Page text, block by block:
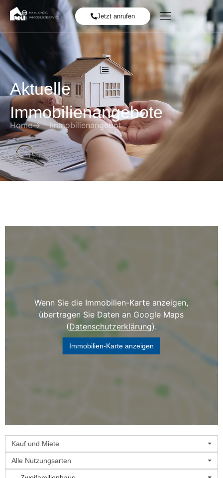
Jetzt anrufen
Aktuelle
Immobilienangebote
Home Immobilienangebot
Wenn Sie die Immobilien-Karte anzeigen,
übertragen Sie Daten an Google Maps
(Datenschutzerklärung).
Immobilien-Karte anzeigen
Kauf und Miete
Alle Nutzungsarten